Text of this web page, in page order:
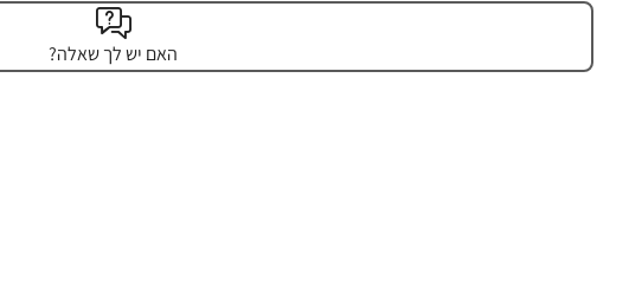
האם יש לך שאלה?